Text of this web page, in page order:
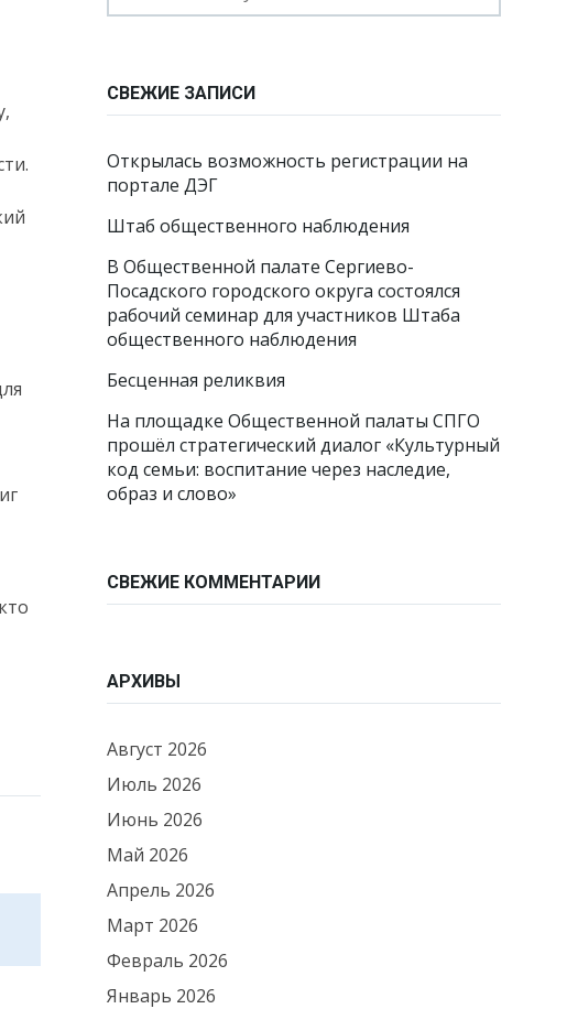
СВЕЖИЕ ЗАПИСИ
Открылась возможность регистрации на
портале ДЭГ
Штаб общественного наблюдения
В Общественной палате Сергиево-
Посадского городского округа состоялся
рабочий семинар для участников Штаба
общественного наблюдения
Бесценная реликвия
На площадке Общественной палаты СПГО
прошёл стратегический диалог «Культурный
код семьи: воспитание через наследие,
образ и слово»
СВЕЖИЕ КОММЕНТАРИИ
АРХИВЫ
Август 2026
Июль 2026
Июнь 2026
Май 2026
Апрель 2026
Март 2026
Февраль 2026
Январь 2026